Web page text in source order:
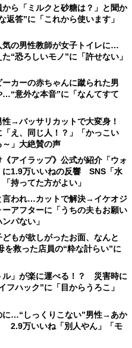
から「ミルクと砂糖は？」と聞か
答”に「これから使います」
気の男性教師が女子トイレに…
“恐ろしいモノ”に「許せない」
ーカーの赤ちゃんに蹴られた男
意外な本音”に「なんてすて
性→バッサリカットで大変身！
え、同じ人！？」「かっこい
」大絶賛の声
アイラップ》公式が紹介「ウォ
に1.9万いいねの反響 SNS「水
持ってた方がよい」
言われ…カットで解決→イケオジ
アフターに「うちの夫もお願い
パない」
どもが欲しがったお面、なんと
救った店員の“粋な計らい”に
ル」が楽に運べる！？ 災害時に
フハック”に「目からうろこ」
に…“しっくりこない”男性→あか
2.9万いいね「別人やん」「モ